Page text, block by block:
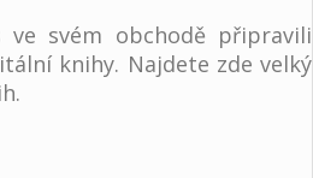
ve svém obchodě připravili
knihy. Najdete zde velký